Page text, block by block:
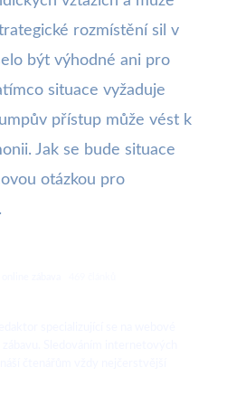
rozmístění sil v
být výhodné ani pro
situace vyžaduje
přístup může vést k
Jak se bude situace
otázkou pro